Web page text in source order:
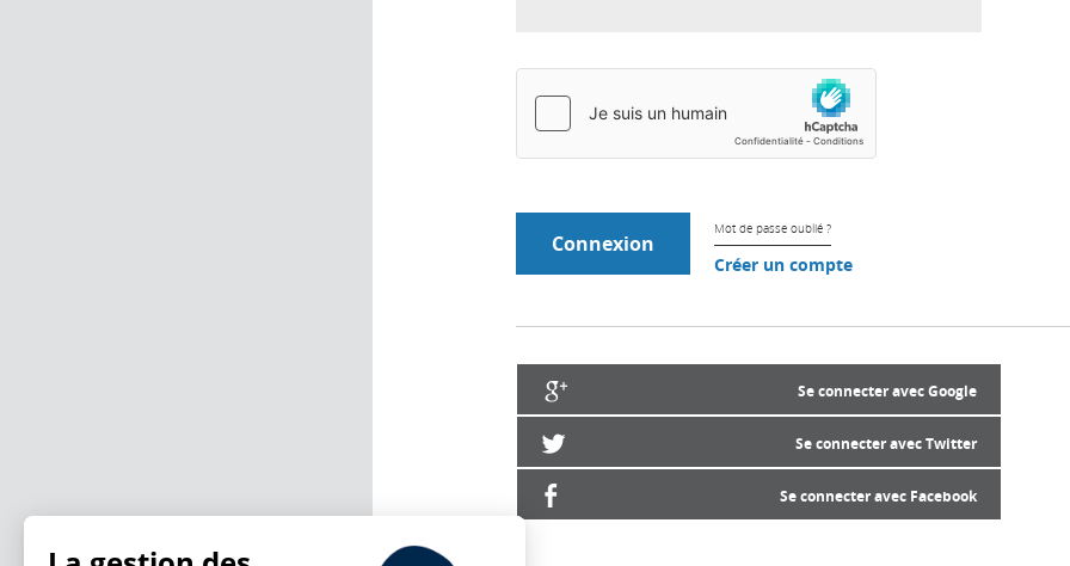
Mot de passe oublié ?
Créer un compte
Se connecter avec Google
Se connecter avec Twitter
Se connecter avec Facebook